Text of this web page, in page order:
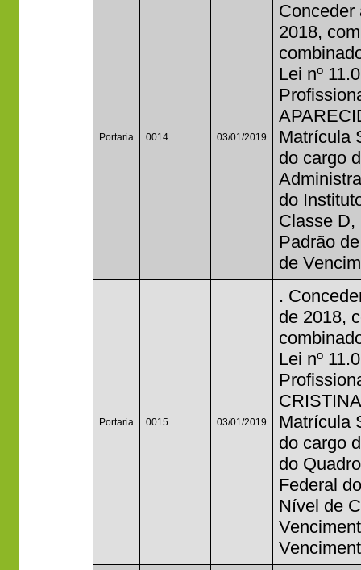
Portaria 0014 03/01/2019
Conceder
2018,
Lei nº
Matrícula
do cargo
do
Classe D,
Padrão
de
Portaria 0015 03/01/2019
.
de 2018,
Lei nº
Matrícula
do cargo
do
Federal
Nível de